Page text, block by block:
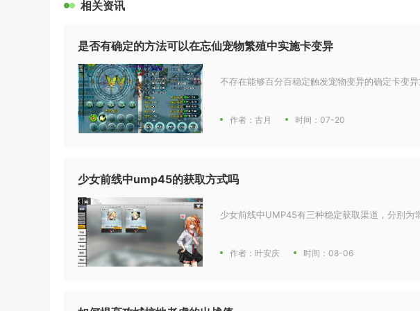
相关资讯
是否有确定的方法可以在忘仙宠物繁殖中实施卡变异
不存在能够百分百稳定触发宠物变异的确定卡变
作者：古月 时间：07-20
少女前线中ump45的获取方式吗
少女前线中UMP45有三种稳定获取渠道，分别为
作者：叶安庆 时间：08-06